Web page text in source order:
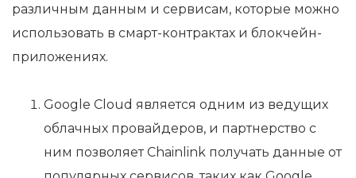
различным данным и сервисам, которые можно
использовать в смарт-контрактах и блокчейн-
приложениях.
Google Cloud является одним из ведущих
облачных провайдеров, и партнерство с
ним позволяет Chainlink получать данные от